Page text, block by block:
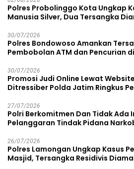
Polres Probolinggo Kota Ungkap
Manusia Silver, Dua Tersangka
30/07/2026
Polres Bondowoso Amankan
Pembobolan ATM dan Pencurian
30/07/2026
Promosi Judi Online Lewat
Ditressiber Polda Jatim Ringkus
27/07/2026
Polri Berkomitmen Dan Tidak Ada
Pelanggaran Tindak Pidana
26/07/2026
Polres Lamongan Ungkap Kasus
Masjid, Tersangka Residivis